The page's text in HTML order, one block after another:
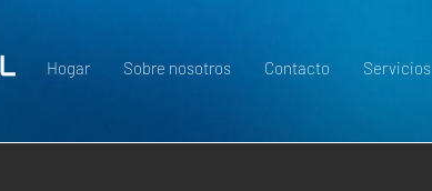
Hogar Sobre nosotros Contacto Servicios